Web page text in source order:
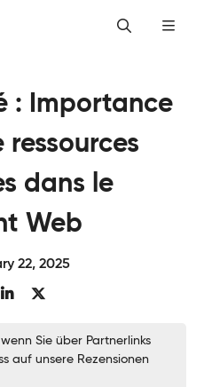
: Importance
dans le
Web
22, 2025
Sie über Partnerlinks
auf unsere Rezensionen